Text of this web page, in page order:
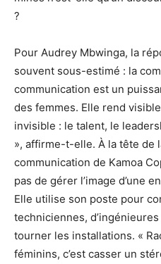
?
Pour Audrey Mbwinga, la
souvent sous-estimé : la
communication est un
des femmes. Elle rend
invisible : le talent, le
», affirme-t-elle. À la tête de
communication de Kamoa
pas de gérer l’image d’une
Elle utilise son poste pour
techniciennes,
tourner les installations. «
féminins, c’est casser un